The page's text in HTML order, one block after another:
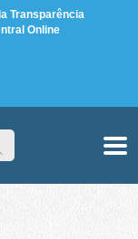
Transparência
Online